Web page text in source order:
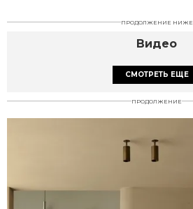
ПРОДОЛЖЕНИЕ НИЖЕ
Видео
СМОТРЕТЬ ЕЩЕ
ПРОДОЛЖЕНИЕ